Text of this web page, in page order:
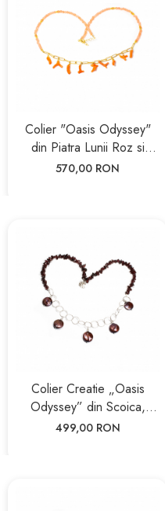
Colier "Oasis Odyssey"
din Piatra Lunii Roz si
Coral cu Argint
570,00 RON
Colier Creatie „Oasis
Odyssey” din Scoica,
Granat si Argint
499,00 RON